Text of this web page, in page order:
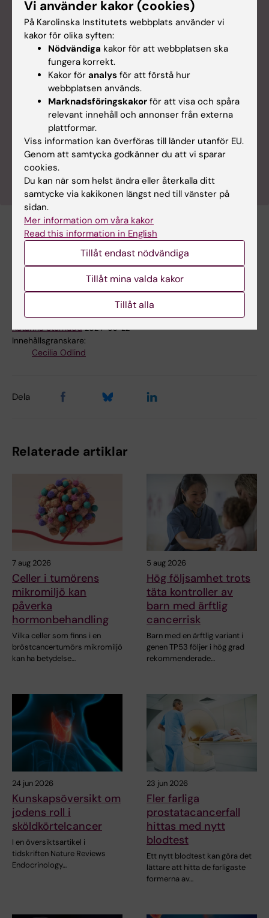
Läs fler spännande artiklar om medicinsk
forskning
I Karolinska Institutets populärvetenskapliga tidning
Medicinsk Vetenskap kan du läsa fler artiklar om
det senaste inom medicinsk forskning. Bli
prenumerant!
Tidskriften Medicinsk Vetenskap Bröstcancer
Cancer och onkologi
Uppdaterad av:
Katarina Sternudd 2024-03-22
Innehållsgranskare:
Cecilia Odlind
Dela
Relaterade artiklar
7 aug 2026
Celler i tumörens
mikromiljö kan
påverka
hormonbehandling
Vilka celler som finns i en
bröstcancertumörs mikromiljö
kan ha betydelse…
5 aug 2026
Hög följsamhet trots
täta kontroller av
barn med ärftlig
cancerrisk
Barn med en ärftlig variant i
genen TP53 följer i hög grad
rekommenderade…
24 jun 2026
Kunskapsöversikt om
jodens roll i
sköldkörtelcancer
I en översiktsartikel i
tidskriften Nature Reviews
Endocrinology…
23 jun 2026
Fler farliga
prostatacancerfall
hittas med nytt
blodtest
Ett nytt blodtest kan göra det
lättare att hitta de farligaste
formerna av…
Vi använder kakor (cookies)
På Karolinska Institutets webbplats använder vi
kakor för olika syften:
Nödvändiga kakor för att webbplatsen ska
fungera korrekt.
Kakor för analys för att förstå hur
webbplatsen används.
Marknadsföringskakor för att visa och spåra
relevant innehåll och annonser från externa
plattformar.
Viss information kan överföras till länder utanför EU.
Genom att samtycka godkänner du att vi sparar
cookies.
Du kan när som helst ändra eller återkalla ditt
samtycke via kakikonen längst ned till vänster på
sidan.
Mer information om våra kakor
Read this information in English
Tillåt endast nödvändiga
Tillåt mina valda kakor
Tillåt alla